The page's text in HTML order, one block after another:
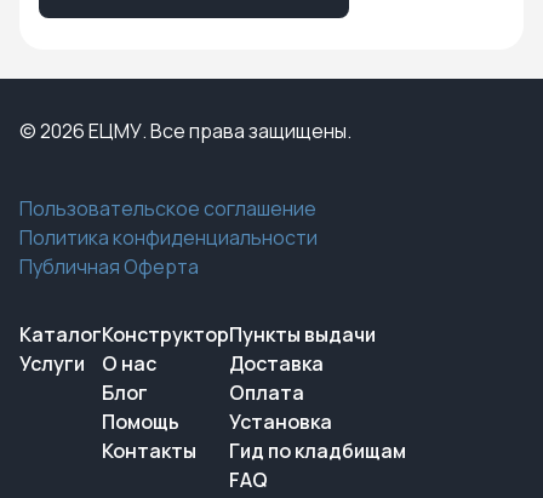
© 2026 ЕЦМУ. Все права защищены.
Пользовательское соглашение
Политика конфиденциальности
Публичная Оферта
Каталог
Услуги
Конструктор
О нас
Блог
Помощь
Контакты
Пункты выдачи
Доставка
Оплата
Установка
Гид по кладбищам
FAQ